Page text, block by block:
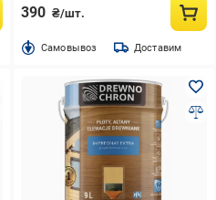
390 ₴/шт.
Cамовывоз Доставим